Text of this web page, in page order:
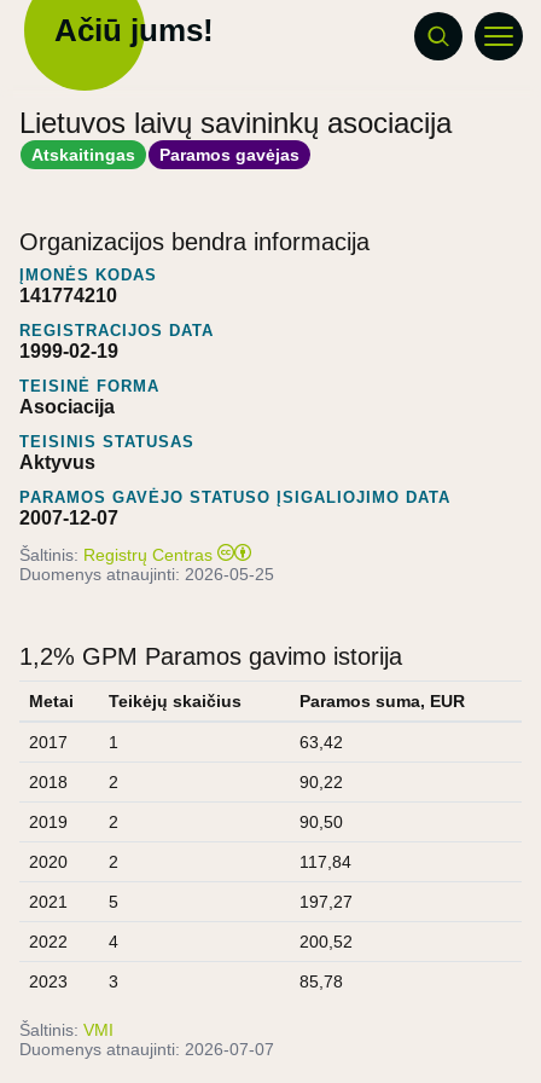
Ačiū jums!
Lietuvos laivų savininkų asociacija
Atskaitingas Paramos gavėjas
Organizacijos bendra informacija
ĮMONĖS KODAS
141774210
REGISTRACIJOS DATA
1999-02-19
TEISINĖ FORMA
Asociacija
TEISINIS STATUSAS
Aktyvus
PARAMOS GAVĖJO STATUSO ĮSIGALIOJIMO DATA
2007-12-07
Šaltinis: Registrų Centras
Duomenys atnaujinti: 2026-05-25
1,2% GPM Paramos gavimo istorija
Metai Teikėjų skaičius Paramos suma, EUR
2017 1 63,42
2018 2 90,22
2019 2 90,50
2020 2 117,84
2021 5 197,27
2022 4 200,52
2023 3 85,78
Šaltinis: VMI
Duomenys atnaujinti: 2026-07-07